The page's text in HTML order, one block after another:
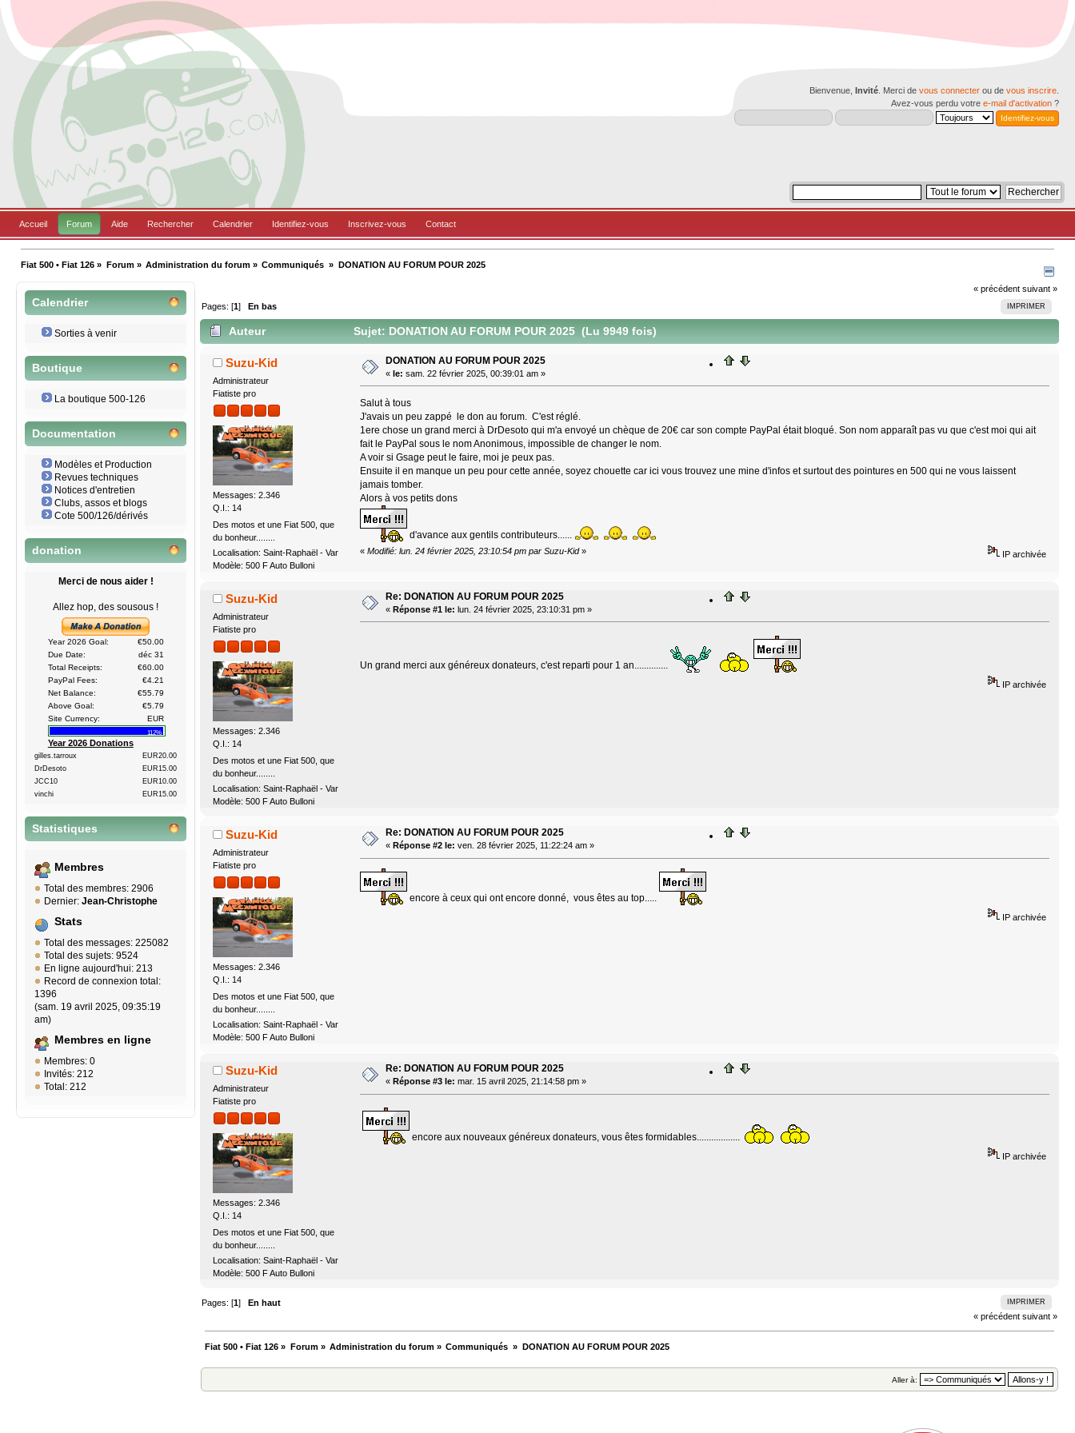
Bienvenue, Invité . Merci de vous connecter ou de vous inscrire
Avez-vous perdu votre e-mail d'activation ?
Accueil Forum Aide Rechercher Calendrier Identifiez-vous Inscrivez-vous Contact
Fiat 500 • Fiat 126 » Forum» Administration du forum» Communiqués » DONATION AU FORUM POUR 2025
Calendrier
Sorties à venir
Boutique
La boutique 500-126
Documentation
Modèles et Production
Revues techniques
Notices d'entretien
Clubs, assos et blogs
Cote 500/126/dérivés
donation
Merci de nous aider !
Allez hop, des sousous !
Year 2026 Goal:
€50.00
Due Date:
déc 31
Total Receipts:
€60.00
PayPal Fees:
€4.21
Net Balance:
€55.79
Above Goal:
€5.79
Site Currency:
EUR
112%
Year 2026 Donations
gilles.tarroux
EUR20.00
DrDesoto
EUR15.00
JCC10
EUR10.00
vinchi
EUR15.00
Statistiques
Membres
Total des membres: 2906
Dernier: Jean-Christophe
Stats
Total des messages: 225082
Total des sujets: 9524
En ligne aujourd'hui: 213
Record de connexion total:
1396
(sam. 19 avril 2025, 09:35:19
am)
Membres en ligne
Membres: 0
Invités: 212
Total: 212
« précédent suivant »
IMPRIMER
Pages: [1] En bas
Auteur Sujet: DONATION AU FORUM POUR 2025 (Lu 9949 fois)
Suzu-Kid
Administrateur
Fiatiste pro
Messages: 2.346
Q.I.: 14
Des motos et une Fiat 500, que
du bonheur........
Localisation: Saint-Raphaël - Var
Modèle: 500 F Auto Bulloni
DONATION AU FORUM POUR 2025
« le: sam. 22 février 2025, 00:39:01 am »
Salut à tous
J'avais un peu zappé le don au forum. C'est réglé.
1ere chose un grand merci à DrDesoto qui m'a envoyé un chèque de 20€ car son compte PayPal était bloqué. Son nom apparaît pas vu que c'est moi qui ait
fait le PayPal sous le nom Anonimous, impossible de changer le nom.
A voir si Gsage peut le faire, moi je peux pas.
Ensuite il en manque un peu pour cette année, soyez chouette car ici vous trouvez une mine d'infos et surtout des pointures en 500 qui ne vous laissent
jamais tomber.
Alors à vos petits dons
d'avance aux gentils contributeurs......
« Modifié: lun. 24 février 2025, 23:10:54 pm par Suzu-Kid» IP archivée
Suzu-Kid
Administrateur
Fiatiste pro
Messages: 2.346
Q.I.: 14
Des motos et une Fiat 500, que
du bonheur........
Localisation: Saint-Raphaël - Var
Modèle: 500 F Auto Bulloni
Re: DONATION AU FORUM POUR 2025
« Réponse #1 le: lun. 24 février 2025, 23:10:31 pm »
Un grand merci aux généreux donateurs, c'est reparti pour 1 an..............
IP archivée
Suzu-Kid
Administrateur
Fiatiste pro
Messages: 2.346
Q.I.: 14
Des motos et une Fiat 500, que
du bonheur........
Localisation: Saint-Raphaël - Var
Modèle: 500 F Auto Bulloni
Re: DONATION AU FORUM POUR 2025
« Réponse #2 le: ven. 28 février 2025, 11:22:24 am »
encore à ceux qui ont encore donné, vous êtes au top.....
IP archivée
Suzu-Kid
Administrateur
Fiatiste pro
Messages: 2.346
Q.I.: 14
Des motos et une Fiat 500, que
du bonheur........
Localisation: Saint-Raphaël - Var
Modèle: 500 F Auto Bulloni
Re: DONATION AU FORUM POUR 2025
« Réponse #3 le: mar. 15 avril 2025, 21:14:58 pm »
encore aux nouveaux généreux donateurs, vous êtes formidables..................
IP archivée
IMPRIMER
Pages: [1]En haut
« précédent suivant »
Fiat 500 • Fiat 126 » Forum» Administration du forum» Communiqués » DONATION AU FORUM POUR 2025
Aller à: